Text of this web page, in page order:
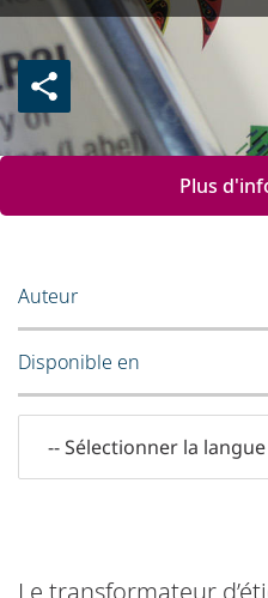
Plus
Le transformateur
Auteur
Disponible en